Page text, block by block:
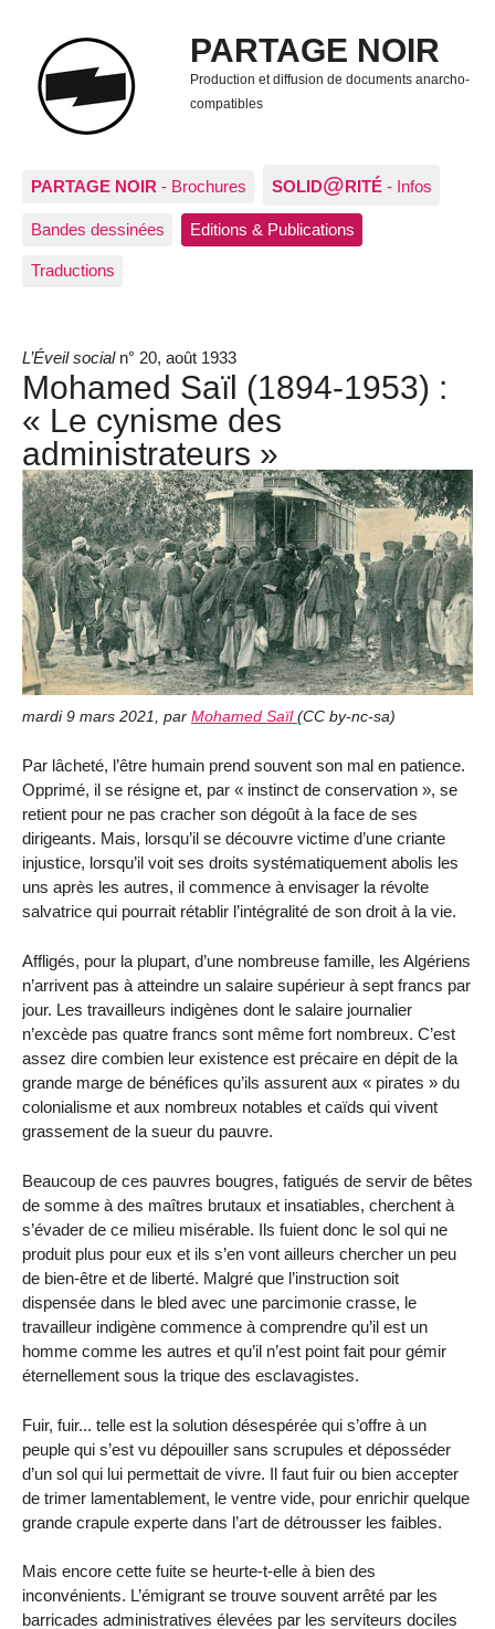
PARTAGE NOIR
Production et diffusion de documents anarcho-
compatibles
PARTAGE NOIR - Brochures SOLID@RITÉ - Infos
Bandes dessinées Editions & Publications
Traductions
L’Éveil socialn° 20, août 1933
Mohamed Saïl (1894-1953) :
« Le cynisme des
administrateurs »
mardi 9 mars 2021, par Mohamed Saïl (CC by-nc-sa)
Par lâcheté, l’être humain prend souvent son mal en patience.
Opprimé, il se résigne et, par « instinct de conservation », se
retient pour ne pas cracher son dégoût à la face de ses
dirigeants. Mais, lorsqu’il se découvre victime d’une criante
injustice, lorsqu’il voit ses droits systématiquement abolis les
uns après les autres, il commence à envisager la révolte
salvatrice qui pourrait rétablir l’intégralité de son droit à la vie.
Affligés, pour la plupart, d’une nombreuse famille, les Algériens
n’arrivent pas à atteindre un salaire supérieur à sept francs par
jour. Les travailleurs indigènes dont le salaire journalier
n’excède pas quatre francs sont même fort nombreux. C’est
assez dire combien leur existence est précaire en dépit de la
grande marge de bénéfices qu’ils assurent aux « pirates » du
colonialisme et aux nombreux notables et caïds qui vivent
grassement de la sueur du pauvre.
Beaucoup de ces pauvres bougres, fatigués de servir de bêtes
de somme à des maîtres brutaux et insatiables, cherchent à
s’évader de ce milieu misérable. Ils fuient donc le sol qui ne
produit plus pour eux et ils s’en vont ailleurs chercher un peu
de bien-être et de liberté. Malgré que l’instruction soit
dispensée dans le bled avec une parcimonie crasse, le
travailleur indigène commence à comprendre qu’il est un
homme comme les autres et qu’il n’est point fait pour gémir
éternellement sous la trique des esclavagistes.
Fuir, fuir... telle est la solution désespérée qui s’offre à un
peuple qui s’est vu dépouiller sans scrupules et déposséder
d’un sol qui lui permettait de vivre. Il faut fuir ou bien accepter
de trimer lamentablement, le ventre vide, pour enrichir quelque
grande crapule experte dans l’art de détrousser les faibles.
Mais encore cette fuite se heurte-t-elle à bien des
inconvénients. L’émigrant se trouve souvent arrêté par les
barricades administratives élevées par les serviteurs dociles